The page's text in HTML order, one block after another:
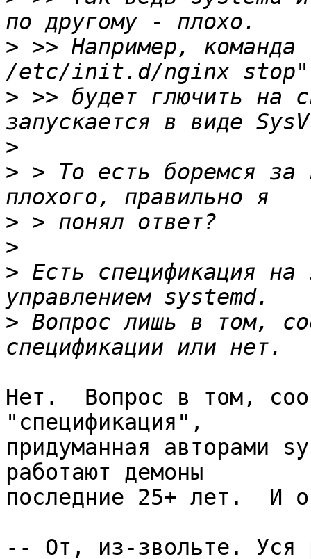
> >> Например,
> >> будет глючить на
>
> > То есть боремся за
>
>
> Есть спецификация на
> Вопрос лишь в том,
Нет.  Вопрос в том,
"спецификация",
придуманная авторами
работают демоны
последние 25+ лет.  И
-- От, из-звольте. Уся